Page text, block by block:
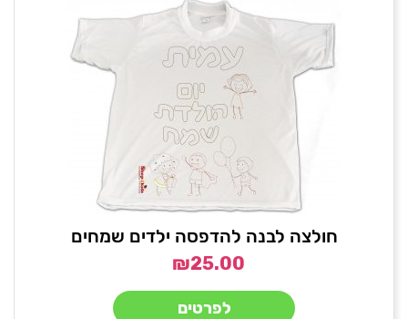
חולצה לבנה להדפסה ילדים שמחים
₪25.00
לפרטים